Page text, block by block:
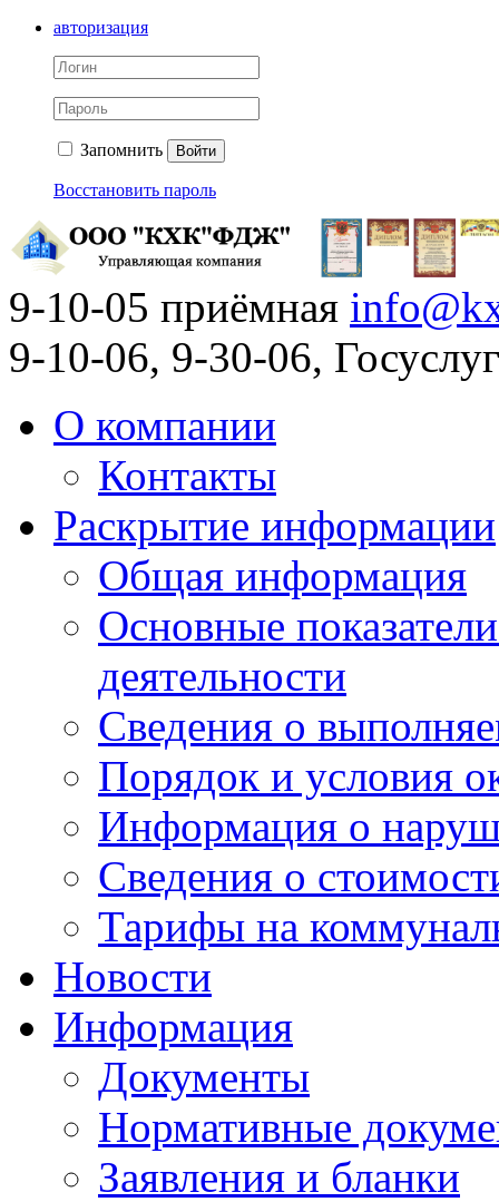
авторизация
Запомнить Войти
Восстановить пароль
9-10-05 приёмная
9-10-06, 9-30-06,
О компании
Контакты
Раскрытие информации
Общая информация
Основные
деятельности
Сведения о
Порядок и условия
Информация о
Сведения о
Тарифы на
Новости
Информация
Документы
Нормативные
Заявления и бланки